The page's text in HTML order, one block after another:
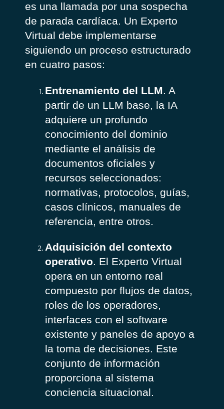
es una llamada por una sospecha
de parada cardíaca. Un Experto
Virtual debe implementarse
siguiendo un proceso estructurado
en cuatro pasos:
Entrenamiento del LLM. A
partir de un LLM base, la IA
adquiere un profundo
conocimiento del dominio
mediante el análisis de
documentos oficiales y
recursos seleccionados:
normativas, protocolos, guías,
casos clínicos, manuales de
referencia, entre otros.
Adquisición del contexto
operativo. El Experto Virtual
opera en un entorno real
compuesto por flujos de datos,
roles de los operadores,
interfaces con el software
existente y paneles de apoyo a
la toma de decisiones. Este
conjunto de información
proporciona al sistema
conciencia situacional.